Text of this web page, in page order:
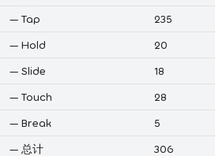
— Tap
235
— Hold
20
— Slide
18
— Touch
28
— Break
5
— 总计 306